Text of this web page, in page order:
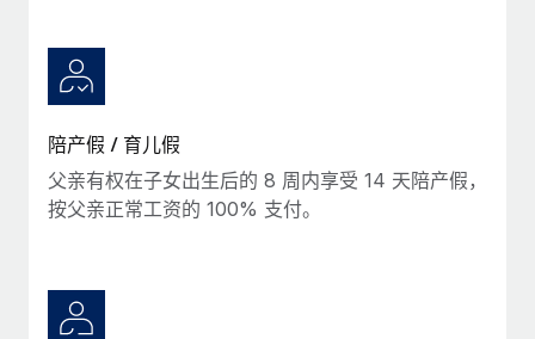
陪产假 / 育儿假
父亲有权在子女出生后的 8 周内享受 14 天陪产假，
按父亲正常工资的 100% 支付。